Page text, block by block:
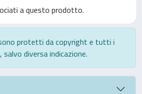
a questo prodotto.
protetti da copyright e tutti i
diversa indicazione.